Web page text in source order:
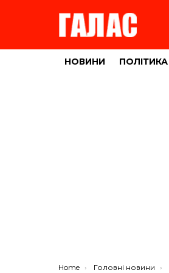
НОВИНИ ПОЛІТИКА
You are here:
Home Головні новини